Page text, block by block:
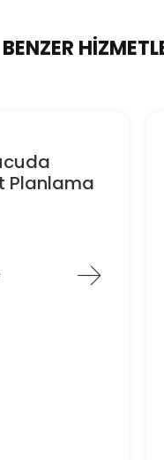
BENZER
Planlama